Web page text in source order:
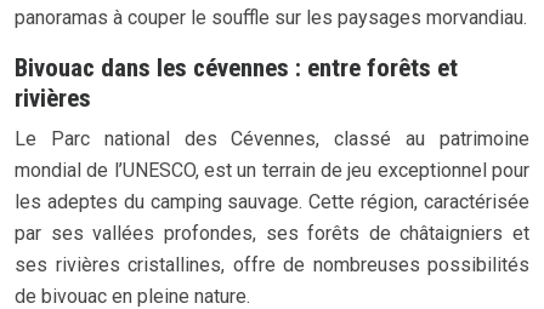
panoramas à couper le souffle sur les paysages morvandiau.
Bivouac dans les cévennes : entre forêts et
rivières
Le Parc national des Cévennes, classé au patrimoine
mondial de l’UNESCO, est un terrain de jeu exceptionnel pour
les adeptes du camping sauvage. Cette région, caractérisée
par ses vallées profondes, ses forêts de châtaigniers et
ses rivières cristallines, offre de nombreuses possibilités
de bivouac en pleine nature.